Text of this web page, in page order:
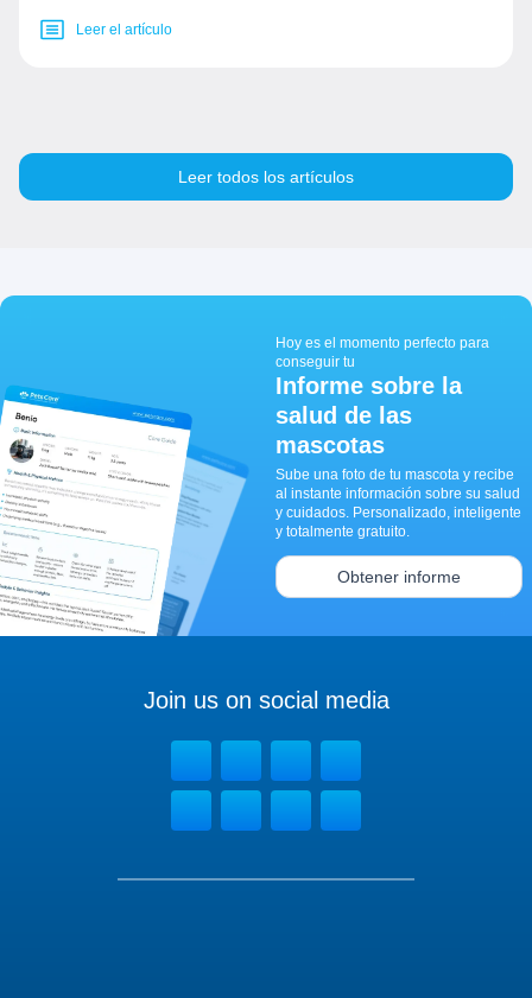
Leer el artículo
Leer todos los artículos
Hoy es el momento perfecto para
conseguir tu
Informe sobre la
salud de las
mascotas
Sube una foto de tu mascota y recibe
al instante información sobre su salud
y cuidados. Personalizado, inteligente
y totalmente gratuito.
Obtener informe
Join us on social media